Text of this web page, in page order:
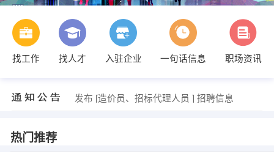
找工作 找人才 入驻企业 一句话信息 职场资讯
发布 [造价员、招标代理人员 ] 招聘信息
发布 [造价员、招标代理人员 ] 招聘信息
热门推荐